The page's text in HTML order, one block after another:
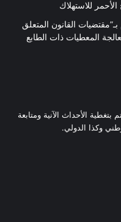
للاستهلاك
القانون المتعلق
المعطيات ذات الطابع
بتغطية الأحداث الآنية ومتابعة
وكذا الدولي.